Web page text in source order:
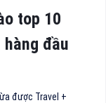
top 10
đầu
được Travel +